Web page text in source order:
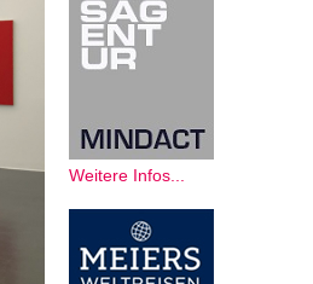
Weitere Infos...